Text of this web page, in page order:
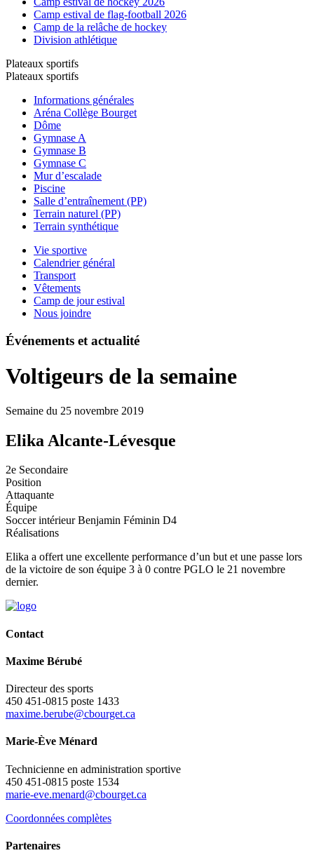
Camp estival de flag-football 2026
Camp de la relâche de hockey
Division athlétique
Plateaux sportifs
Plateaux sportifs
Informations générales
Aréna Collège Bourget
Dôme
Gymnase A
Gymnase B
Gymnase C
Mur d’escalade
Piscine
Salle d’entraînement (PP)
Terrain naturel (PP)
Terrain synthétique
Vie sportive
Calendrier général
Transport
Vêtements
Camp de jour estival
Nous joindre
Événements et actualité
Voltigeurs de la semaine
Semaine du 25 novembre 2019
Elika Alcante-Lévesque
2e Secondaire
Position
Attaquante
Équipe
Soccer intérieur Benjamin Féminin D4
Réalisations
Elika a offert une excellente performance d’un but et une passe lors
de la victoire de son équipe 3 à 0 contre PGLO le 21 novembre
dernier.
Contact
Maxime Bérubé
Directeur des sports
450 451-0815 poste 1433
maxime.berube@cbourget.ca
Marie-Ève Ménard
Technicienne en administration sportive
450 451-0815 poste 1534
marie-eve.menard@cbourget.ca
Coordonnées complètes
Partenaires